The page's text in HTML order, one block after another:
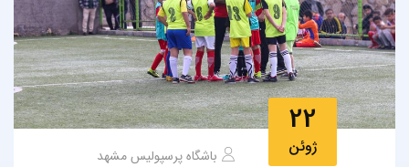
22
ژوئن
باشگاه پرسپولیس مشهد